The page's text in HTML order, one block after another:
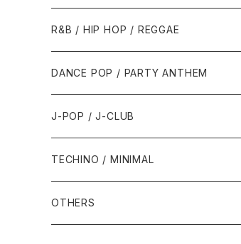
1991年
1996年
2000年
2001年
2010年代
2010年
2011年
1995年
2000年
2001年
1986年・以前
1987年
1990年代
1990年
1991年
2000年代
1990年代
1990年
1991年
2000年代
2000年
2001年
R&B / HIP HOP / REGGAE
1980年代
1985年・以前
1986年
1990年代
1990年
1991年
2000年代
2000年
DANCE POP / PARTY ANTHEM
1980年代
1988年・以前
1989年
1990年代
1990年
2000年代
J-POP / J-CLUB
1980年代
1990年代
TECHINO / MINIMAL
OTHERS